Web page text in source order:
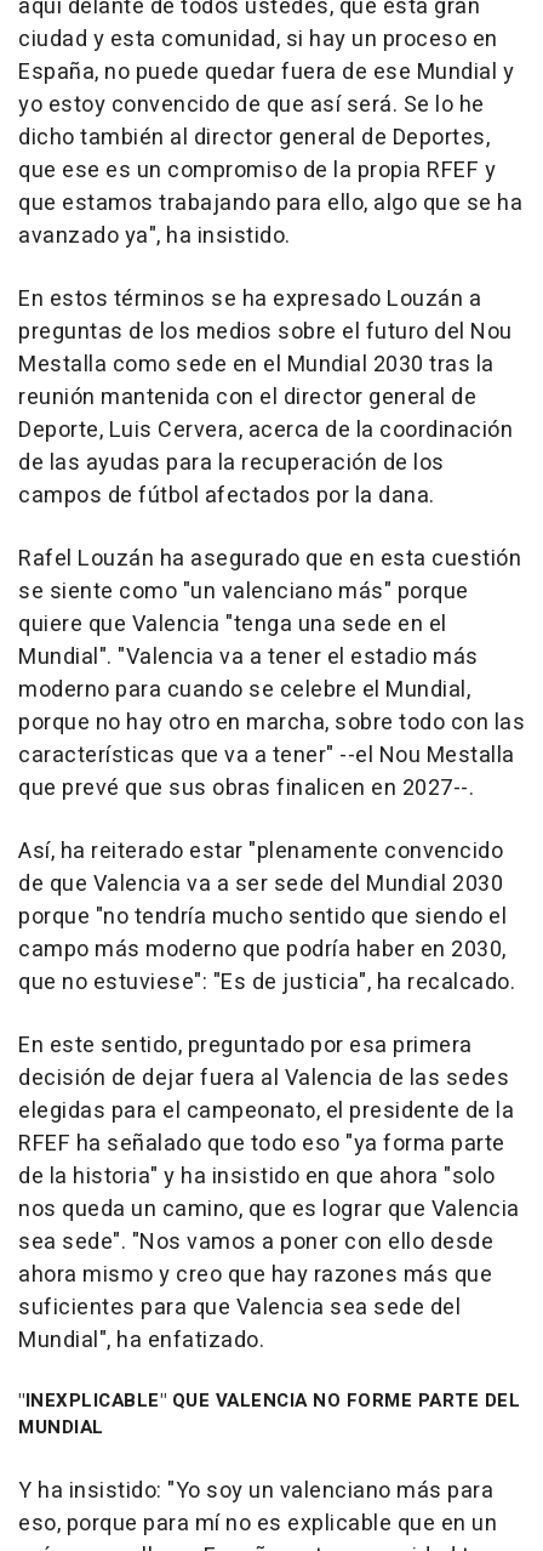
aquí delante de todos ustedes, que esta gran
ciudad y esta comunidad, si hay un proceso en
España, no puede quedar fuera de ese Mundial y
yo estoy convencido de que así será. Se lo he
dicho también al director general de Deportes,
que ese es un compromiso de la propia RFEF y
que estamos trabajando para ello, algo que se ha
avanzado ya", ha insistido.
En estos términos se ha expresado Louzán a
preguntas de los medios sobre el futuro del Nou
Mestalla como sede en el Mundial 2030 tras la
reunión mantenida con el director general de
Deporte, Luis Cervera, acerca de la coordinación
de las ayudas para la recuperación de los
campos de fútbol afectados por la dana.
Rafel Louzán ha asegurado que en esta cuestión
se siente como "un valenciano más" porque
quiere que Valencia "tenga una sede en el
Mundial". "Valencia va a tener el estadio más
moderno para cuando se celebre el Mundial,
porque no hay otro en marcha, sobre todo con las
características que va a tener" --el Nou Mestalla
que prevé que sus obras finalicen en 2027--.
Así, ha reiterado estar "plenamente convencido
de que Valencia va a ser sede del Mundial 2030
porque "no tendría mucho sentido que siendo el
campo más moderno que podría haber en 2030,
que no estuviese": "Es de justicia", ha recalcado.
En este sentido, preguntado por esa primera
decisión de dejar fuera al Valencia de las sedes
elegidas para el campeonato, el presidente de la
RFEF ha señalado que todo eso "ya forma parte
de la historia" y ha insistido en que ahora "solo
nos queda un camino, que es lograr que Valencia
sea sede". "Nos vamos a poner con ello desde
ahora mismo y creo que hay razones más que
suficientes para que Valencia sea sede del
Mundial", ha enfatizado.
"INEXPLICABLE" QUE VALENCIA NO FORME PARTE DEL
MUNDIAL
Y ha insistido: "Yo soy un valenciano más para
eso, porque para mí no es explicable que en un